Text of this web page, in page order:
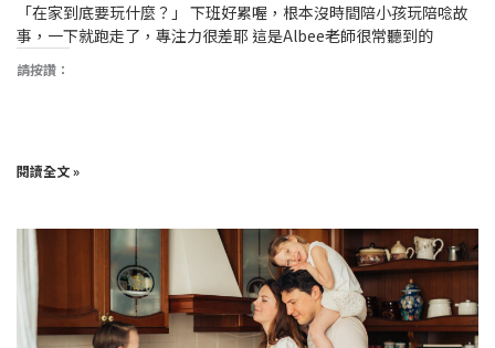
「在家到底要玩什麼？」 下班好累喔，根本沒時間陪小孩玩陪唸故
事，一下就跑走了，專注力很差耶 這是Albee老師很常聽到的
請按讚：
閱讀全文 »